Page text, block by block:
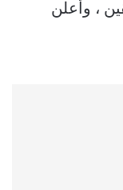
، وأعلن